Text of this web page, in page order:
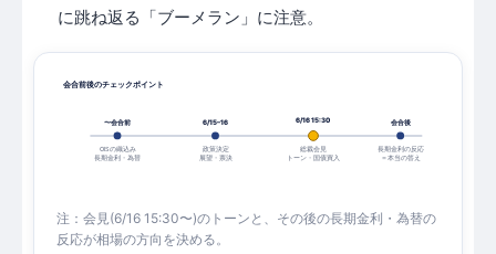
に跳ね返る「ブーメラン」に注意。
会合前後のチェックポイント
〜会合前 6/15–16 6/16 15:30 会合後
OISの織込み
長期金利・為替
政策決定
展望・票決
総裁会見
トーン・国債買入
長期金利の反応
＝本当の答え
注：会見(6/16 15:30〜)のトーンと、その後の長期金利・為替の
反応が相場の方向を決める。